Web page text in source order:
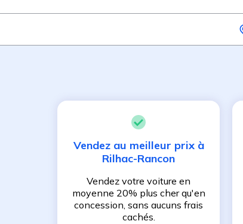
Vendez au meilleur prix à
Rilhac-Rancon
Vendez votre voiture en
moyenne 20% plus cher qu'en
concession, sans aucuns frais
cachés.